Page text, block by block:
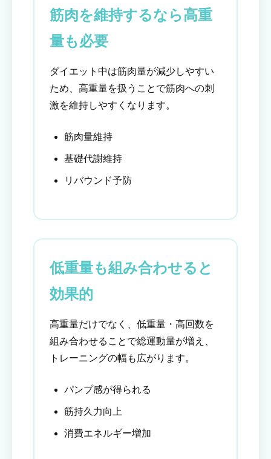
筋肉を維持するなら高重
量も必要
ダイエット中は筋肉量が減少しやすい
ため、高重量を扱うことで筋肉への刺
激を維持しやすくなります。
筋肉量維持
基礎代謝維持
リバウンド予防
低重量も組み合わせると
効果的
高重量だけでなく、低重量・高回数を
組み合わせることで総運動量が増え、
トレーニングの幅も広がります。
パンプ感が得られる
筋持久力向上
消費エネルギー増加